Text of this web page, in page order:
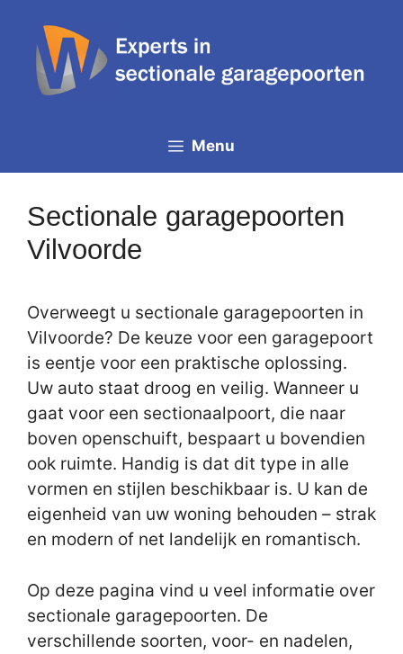
inhoud
Menu
Sectionale garagepoorten
Vilvoorde
Overweegt u sectionale garagepoorten in
Vilvoorde? De keuze voor een garagepoort
is eentje voor een praktische oplossing.
Uw auto staat droog en veilig. Wanneer u
gaat voor een sectionaalpoort, die naar
boven openschuift, bespaart u bovendien
ook ruimte. Handig is dat dit type in alle
vormen en stijlen beschikbaar is. U kan de
eigenheid van uw woning behouden – strak
en modern of net landelijk en romantisch.
Op deze pagina vind u veel informatie over
sectionale garagepoorten. De
verschillende soorten, voor- en nadelen,